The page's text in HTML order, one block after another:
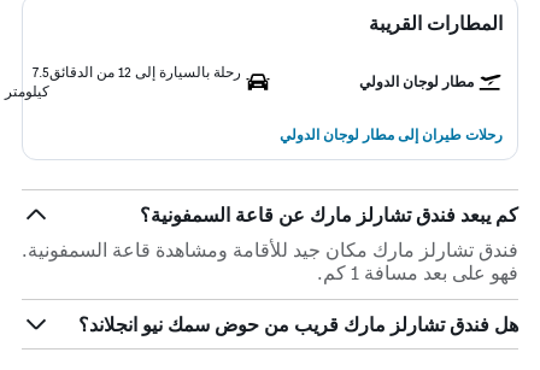
المطارات القريبة
مطار لوجان الدولي
رحلة بالسيارة إلى 12 من الدقائق
7.5
كيلومتر
رحلات طيران إلى مطار لوجان الدولي
كم يبعد فندق تشارلز مارك عن قاعة السمفونية؟
فندق تشارلز مارك مكان جيد للأقامة ومشاهدة قاعة السمفونية.
فهو على بعد مسافة 1 كم.
هل فندق تشارلز مارك قريب من حوض سمك نيو انجلاند؟